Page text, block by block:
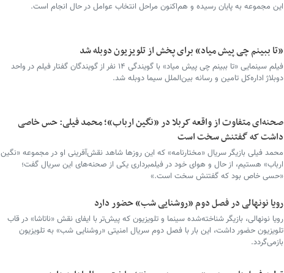
این مجموعه به پایان رسیده و هم‌اکنون مراحل انتخاب عوامل در حال انجام است.
«تا ببینم چی پیش میاد» برای پخش از تلویزیون دوبله شد
فیلم سینمایی «تا ببینم چی پیش میاد» با گویندگی ۱۴ نفر از گویندگان گفتار فیلم در واحد
دوبلاژ اداره‌کل تامین و رسانه بین‌الملل سیما دوبله شد.
صحنه‌ای متفاوت از واقعه کربلا در «نگین ارباب»؛ محمد فیلی: حس خاصی
داشت که گفتنش سخت است
محمد فیلی بازیگر سریال «مختارنامه» که این روزها شاهد نقش‌آفرینی او در مجموعه «نگین
ارباب» هستیم، از حال و هوای خود در فیلمبرداری یکی از صحنه‌های این سریال گفت؛
«حسی خاص بود که گفتنش سخت است.»
رویا نونهالی در فصل دوم «روشنایی شب» حضور دارد
رویا نونهالی، بازیگر شناخته‌شده سینما و تلویزیون که پیش‌تر با ایفای نقش «ناتاشا» در قاب
تلویزیون حضور داشت، این بار با فصل دوم سریال امنیتی «روشنایی شب» به تلویزیون
بازمی‌گردد.